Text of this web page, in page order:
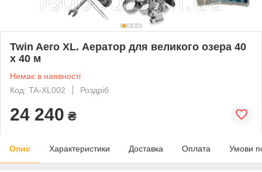
Twin Aero XL. Аератор для великого озера 40
х 40 м
Немає в наявності
Код: TA-XL002
Роздріб
24 240 ₴
Опис Характеристики Доставка Оплата Умови